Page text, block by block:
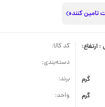
تامین کننده
گرم
گرم
کد کالا:
دسته‌بندی:
برند:
واحد: